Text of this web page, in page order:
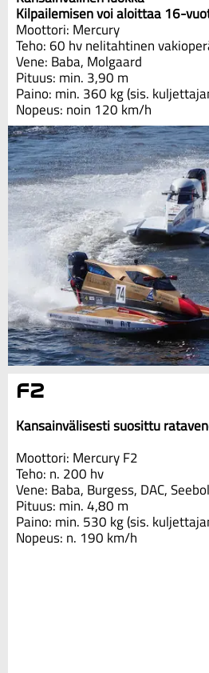
Kilpailemisen voi aloittaa 16-
Moottori: Mercury
Teho: 60 hv nelitahtinen
Vene: Baba, Molgaard
Pituus: min. 3,90 m
Paino: min. 360 kg (sis.
Nopeus: noin 120 km/h
F2
Kansainvälisesti suosittu
Moottori: Mercury F2
Teho: n. 200 hv
Vene: Baba, Burgess, DAC,
Pituus: min. 4,80 m
Paino: min. 530 kg (sis.
Nopeus: n. 190 km/h